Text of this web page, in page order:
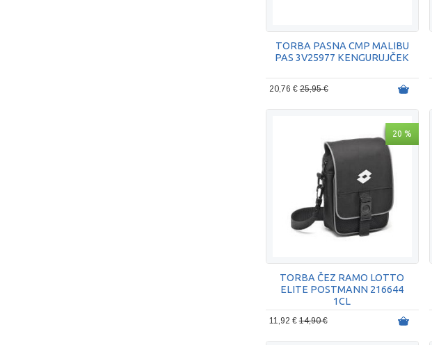
TORBA PASNA CMP MALIBU
PAS 3V25977 KENGURUJČEK
20,76 €25,95 €
20 %
TORBA ČEZ RAMO LOTTO
ELITE POSTMANN 216644
1CL
11,92 €14,90 €